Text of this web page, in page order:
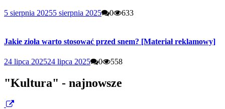
5 sierpnia 20255 sierpnia 2025 0 633
Jakie zioła warto stosować przed snem? [Materiał reklamowy]
24 lipca 202524 lipca 2025 0 558
"Kultura" - najnowsze